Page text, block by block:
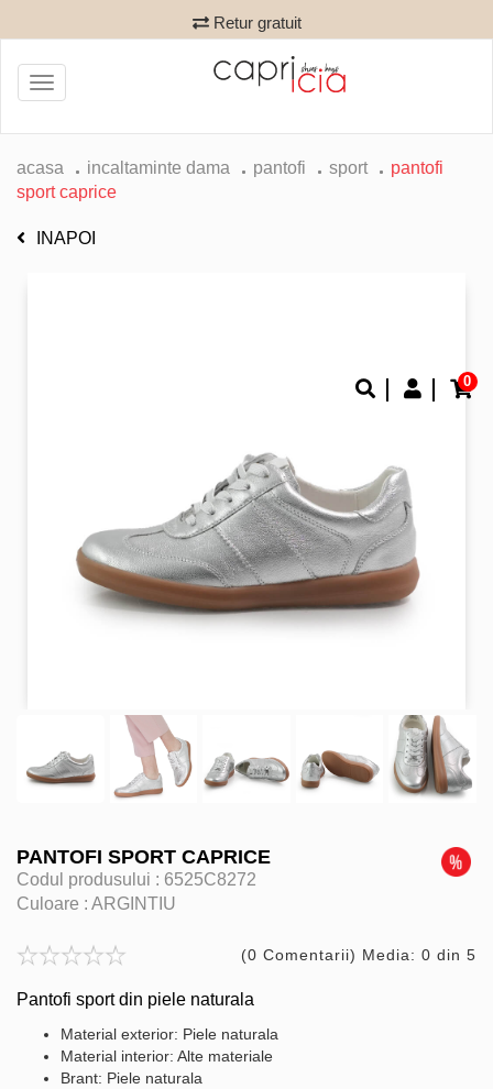
Retur gratuit
0
Toggle
navigation
acasa incaltaminte dama pantofi sport
pantofi
sport caprice
INAPOI
PANTOFI SPORT CAPRICE
Codul produsului : 6525C8272
Culoare : ARGINTIU
(0 Comentarii) Media: 0 din 5
Pantofi sport din piele naturala
Material exterior: Piele naturala
Material interior: Alte materiale
Brant: Piele naturala